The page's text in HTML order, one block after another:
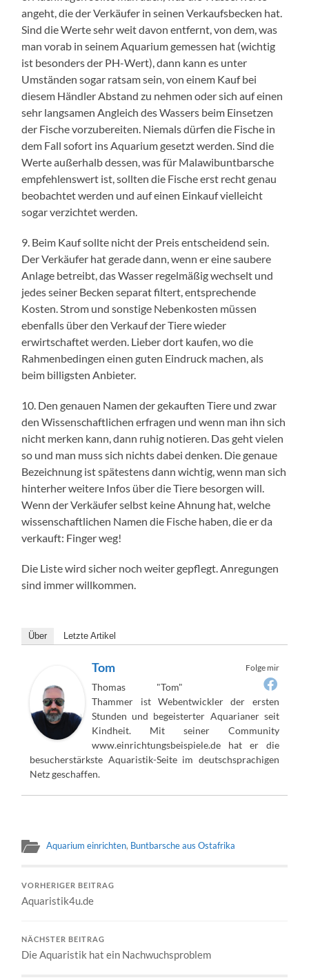
angeht, die der Verkäufer in seinen Verkaufsbecken hat.
Sind die Werte sehr weit davon entfernt, von dem, was
man vorab in seinem Aquarium gemessen hat (wichtig
ist besonders der PH-Wert), dann kann es unter
Umständen sogar ratsam sein, von einem Kauf bei
diesem Händler Abstand zu nehmen oder sich auf einen
sehr langsamen Angleich des Wassers beim Einsetzen
der Fische vorzubereiten. Niemals dürfen die Fische in
dem Fall sofort ins Aquarium gesetzt werden. Sind die
Werte außerhalb dessen, was für Malawibuntbarsche
empfehlenswert ist, sollten die Fische erst recht genau
beobachtet werden und auf einen Einkauf vielleicht
sogar verzichtet werden.
9. Beim Kauf sollte nicht der Preis entscheidend sein.
Der Verkäufer hat gerade dann, wenn er eine saubere
Anlage betreibt, das Wasser regelmäßig wechselt und
jedes seiner Becken separat filtert, entsprechende
Kosten. Strom und sonstige Nebenkosten müssen
ebenfalls über den Verkauf der Tiere wieder
erwirtschaftet werden. Lieber dort kaufen, wo die
Rahmenbedingen einen guten Eindruck machen, als
beim billigsten Anbieter.
10. Den genauen Namen der gekauften Tiere und zwar
den Wissenschaftlichen erfragen und wenn man ihn sich
nicht merken kann, dann ruhig notieren. Das geht vielen
so und man muss sich nichts dabei denken. Die genaue
Bezeichnung ist spätestens dann wichtig, wenn man sich
hinterher weitere Infos über die Tiere besorgen will.
Wenn der Verkäufer selbst keine Ahnung hat, welche
wissenschaftlichen Namen die Fische haben, die er da
verkauft: Finger weg!
Die Liste wird sicher noch weiter gepflegt. Anregungen
sind immer willkommen.
Über Letzte Artikel
Folge mir
Tom
Thomas "Tom"
Thammer ist Webentwickler der ersten
Stunden und begeisterter Aquarianer seit
Kindheit. Mit seiner Community
www.einrichtungsbeispiele.de hat er die
besucherstärkste Aquaristik-Seite im deutschsprachigen
Netz geschaffen.
Aquarium einrichten, Buntbarsche aus Ostafrika
VORHERIGER BEITRAG
Aquaristik4u.de
NÄCHSTER BEITRAG
Die Aquaristik hat ein Nachwuchsproblem